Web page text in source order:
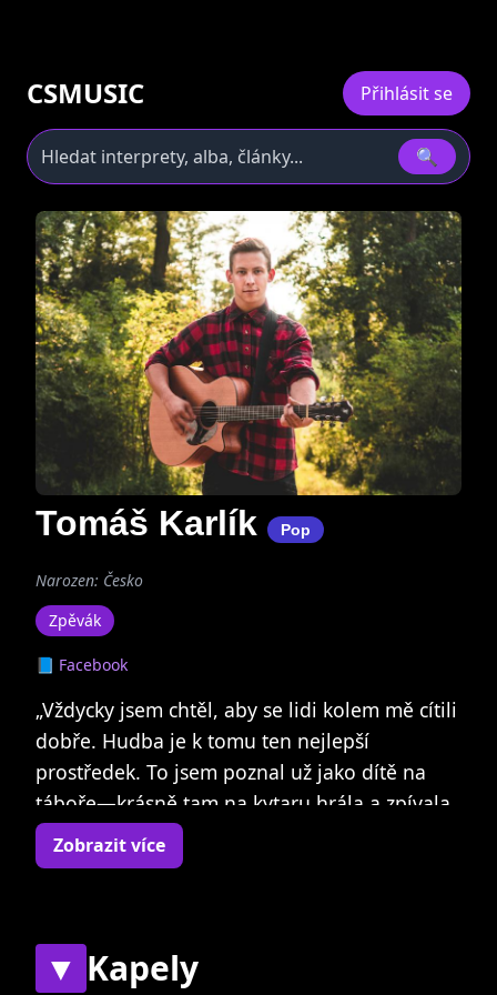
CSMUSIC Přihlásit se
🔍
Tomáš Karlík Pop
Narozen: Česko
Zpěvák
📘 Facebook
„Vždycky jsem chtěl, aby se lidi kolem mě cítili
dobře. Hudba je k tomu ten nejlepší
prostředek. To jsem poznal už jako dítě na
táboře—krásně tam na kytaru hrála a zpívala
jedna holka. Všichni z ní nemohli spustit oči a
já věděl, že tohle chci dělat taky.“
zažíváme, a lidech, které každodenně
potkáváme. Umělecky mě hodně inspirovali
Zobrazit více
▼ Kapely